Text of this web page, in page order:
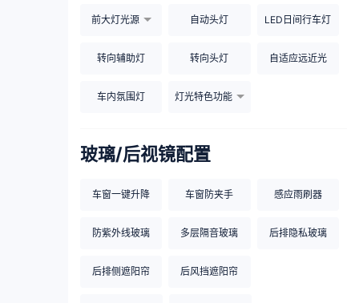
前大灯光源 自动头灯 LED日间行车灯
转向辅助灯 转向头灯 自适应远近光
车内氛围灯 灯光特色功能
玻璃/后视镜配置
车窗一键升降 车窗防夹手 感应雨刷器
防紫外线玻璃 多层隔音玻璃 后排隐私玻璃
后排侧遮阳帘 后风挡遮阳帘